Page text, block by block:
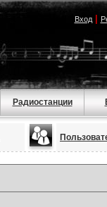
Вход|
Радиостанции